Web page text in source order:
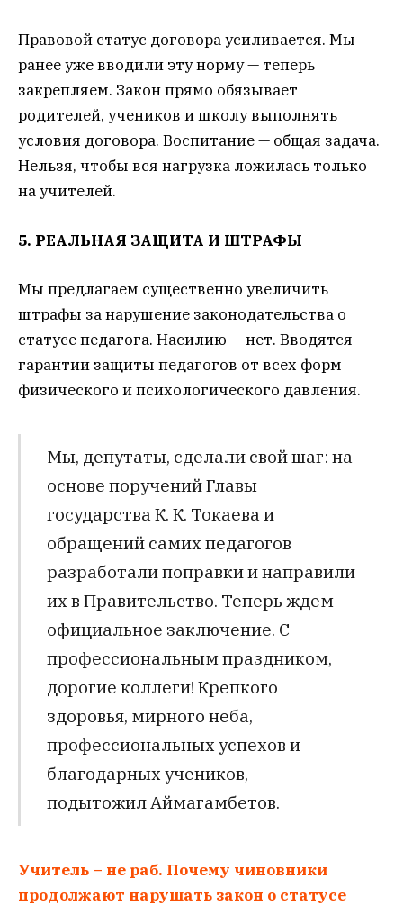
Правовой статус договора усиливается. Мы
ранее уже вводили эту норму — теперь
закрепляем. Закон прямо обязывает
родителей, учеников и школу выполнять
условия договора. Воспитание — общая задача.
Нельзя, чтобы вся нагрузка ложилась только
на учителей.
5. РЕАЛЬНАЯ ЗАЩИТА И ШТРАФЫ
Мы предлагаем существенно увеличить
штрафы за нарушение законодательства о
статусе педагога. Насилию — нет. Вводятся
гарантии защиты педагогов от всех форм
физического и психологического давления.
Мы, депутаты, сделали свой шаг: на
основе поручений Главы
государства К. К. Токаева и
обращений самих педагогов
разработали поправки и направили
их в Правительство. Теперь ждем
официальное заключение. С
профессиональным праздником,
дорогие коллеги! Крепкого
здоровья, мирного неба,
профессиональных успехов и
благодарных учеников, —
подытожил Аймагамбетов.
Учитель – не раб. Почему чиновники
продолжают нарушать закон о статусе